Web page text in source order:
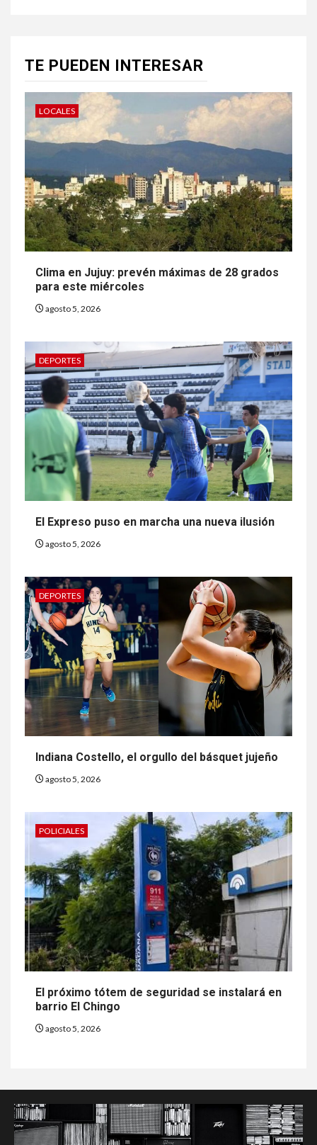
TE PUEDEN INTERESAR
LOCALES
Clima en Jujuy: prevén máximas de 28 grados
para este miércoles
agosto 5, 2026
DEPORTES
El Expreso puso en marcha una nueva ilusión
agosto 5, 2026
DEPORTES
Indiana Costello, el orgullo del básquet jujeño
agosto 5, 2026
POLICIALES
El próximo tótem de seguridad se instalará en
barrio El Chingo
agosto 5, 2026